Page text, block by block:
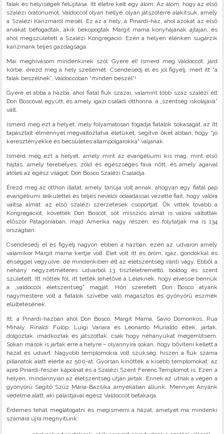
falak és helyiségek felújitása. Itt életre kelt egy álom: Az álom, hogy az első
szalézi oratóriumot, Valdoccót olyan hellyé, olyan játszótérré alakítsuk, amely
a Szalézi Karizmáról mesél. Ez az a hely, a Pinardi-ház, ahol azokat az első
árvákat befogadták, akik bekopogtak Margit mama konyhájának ajtaján, és
ahol megszületett a Szalézi Kongregáció. Ezen a helyen élénken sugárzik
karizmánk teljes gazdagsága.
Mai meghívásom mindenkinek szól: Gyere el! Ismerd meg Valdoccót, járd
körbe, érezd meg a hely szellemét. Csendesedj el és jól figyelj, mert itt “a
falak beszélnek”, Valdoccóban “minden beszél”!
Gyere el abba a házba, ahol fiatal fiúk százai, valamint több száz szalézi élt
Don Boscóval együtt, és amely igazi családi otthonná, a „szentség iskolájává”
vált.
Ismerd meg ezt a helyet, mely folyamatosan fogadja fiatalok sokaságát, az itt
tapasztalt élménnyel megváltoztatva életüket, segítve őket abban, hogy "jó
keresztényekké és becsületes állampolgárokká" váljanak.
Ismerd meg ezt a helyet, amely mint az evangéliumi kis mag, mint első
hajtás, amely terebélyes, zöld és egészséges fává nőtt, és amely ágaival
átöleli az egész világot: Don Bosco Szalézi Családja.
Érezd meg az otthon illatát, amely tanúja volt annak, ahogyan egy fiatal pap
evangéliumi lelkülettel és teljes nevelői odaadással vezette fiait, hogy valóra
váltsa álmát: az első szalézi szerzetesek csoportját. Ők vitték tovább a
Kongregációt, követték Don Boscót, sőt missziós álmát is valóra váltották
először Patagóniában, majd Amerika nagy részén, és folytatják ma is 134
országban.
Csendesedj el és figyelj nagyon ebben a házban, ezen az udvaron amely
valamikor Margit mama kertje volt. Élet volt itt és öröm, igaz, gondokkal és
éhséggel vegyülve, de mindenkiben élt az életszentség iránti vágy. Ebből a
néhány négyzetméteres udvarból 13 tiszteletreméltó, boldog és szent
született. Itt nőttek föl, itt tették lehetővé a Léleknek, hogy elvesse bennük
a „valdoccói életszentség” magját. Hőn szeretett Don Bosco atyánk
nagymestere volt a fiatalok szívébe való magasztos és gyönyörű eszmék
elültetésének.
Itt, a Pinardi-házban ahol Don Bosco, Margit Mama, Savio Domonkos, Rua
Mihály, Rinaldi Fülöp, Luigi Variara és Leonardo Murialdo éltek, jártak,
dolgoztak, imádkoztak és játszottak, csak hogy néhányukat megemlítsem.
Sokan mások is jártak erre a helyre – olyannyira sokan, hogy bővíteni kellett a
házat és udvart. Nagyobb templomokra volt szükség, hiszen a fiúk száma
pillanatok alatt elérte az 500-at. Gyorsan kinőtték a kisebb templomokat: az
apró Pinardi-fészer kápolnát és a Szalézi Szent Ferenc Templomot is. Ezen a
helyen, mindannyian az életszentség útján jártak. Ennek az útnak a végén a
gyönyörű Segítő Szűz Mária-Bazilika árnyékában állunk, Mennyei Anyánk
védelme alatt, aki palástjával egész Valdoccót betakarja.
Érdemes tehát meglátogatni és megismerni a házat, amelyet ma mindenki
számára újra megnyitunk: